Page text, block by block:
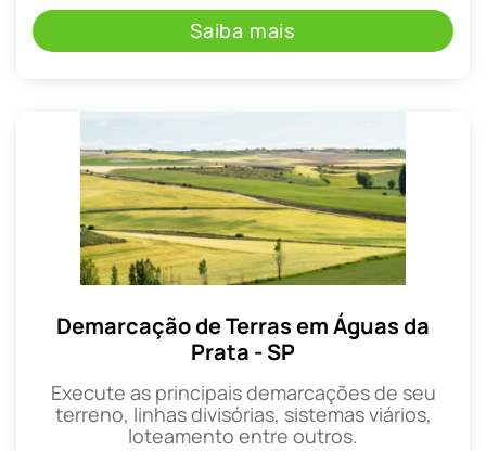
Saiba mais
Demarcação de Terras em Águas da
Prata - SP
Execute as principais demarcações de seu
terreno, linhas divisórias, sistemas viários,
loteamento entre outros.